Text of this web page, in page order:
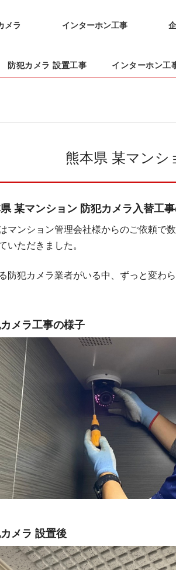
メラ インターホン工事
防犯カメラ 設置工事 インターホン工
熊本県 某マンシ
某マンション 防犯カメラ入替工事
マンション管理会社様からのご依頼で
いただきました。
防犯カメラ業者がいる中、ずっと変わ
メラ工事の様子
メラ 設置後